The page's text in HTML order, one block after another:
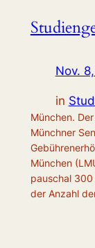
Nov.
in
München.
Münchner
München
pauschal
der Anzahl